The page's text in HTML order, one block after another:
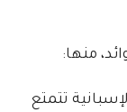
منها:
تتمتع